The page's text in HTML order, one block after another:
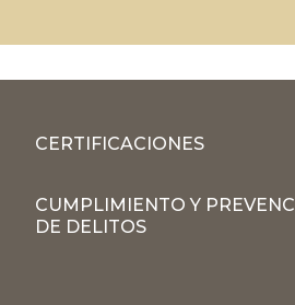
CERTIFICACIONES
CUMPLIMIENTO Y
DE DELITOS